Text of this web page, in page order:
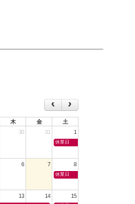
木 金
土
30 31 1
休業日
6 7 8
休業日
13 14 15